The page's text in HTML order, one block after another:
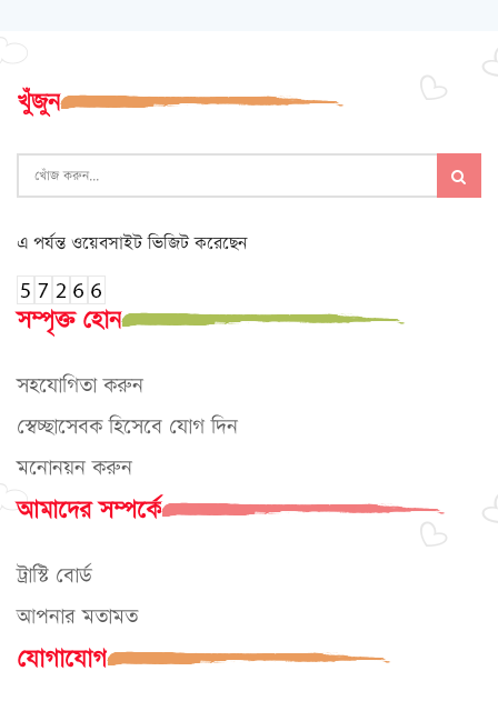
খুঁজুন
এ পর্যন্ত ওয়েবসাইট ভিজিট করেছেন
সম্পৃক্ত হোন
সহযোগিতা করুন
স্বেচ্ছাসেবক হিসেবে যোগ দিন
মনোনয়ন করুন
আমাদের সম্পর্কে
ট্রাস্টি বোর্ড
আপনার মতামত
যোগাযোগ